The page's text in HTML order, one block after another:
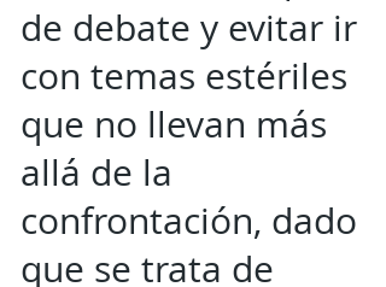
de debate y evitar ir
con temas estériles
que no llevan más
allá de la
confrontación, dado
que se trata de